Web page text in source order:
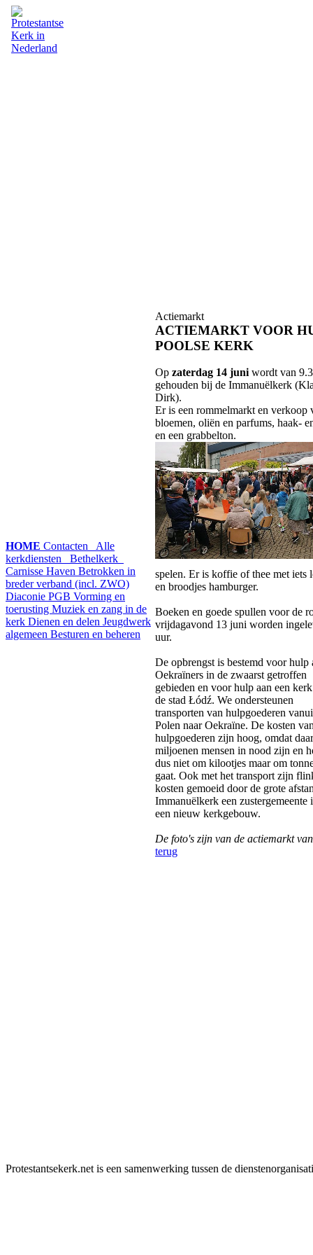
HOME Contacten
Alle
kerkdiensten
Bethelkerk
Carnisse Haven Betrokken in
breder verband (incl. ZWO)
Diaconie PGB Vorming en
toerusting Muziek en zang in de
kerk Dienen en delen Jeugdwerk
algemeen Besturen en beheren
Actiemarkt
ACTIEMARKT VOOR
POOLSE KERK
Op zaterdag 14 juni wordt van
gehouden bij de Immanuëlkerk
Dirk).
Er is een rommelmarkt en verkoop
bloemen, oliën en parfums, haak-
en een grabbelton.
spelen. Er is koffie of thee met iets
en broodjes hamburger.
Boeken en goede spullen voor de
vrijdagavond 13 juni worden
uur.
De opbrengst is bestemd voor hulp
Oekraïners in de zwaarst getroffen
gebieden en voor hulp aan een
de stad Łódź. We ondersteunen
transporten van hulpgoederen
Polen naar Oekraïne. De kosten
hulpgoederen zijn hoog, omdat daar
miljoenen mensen in nood zijn en
dus niet om kilootjes maar om
gaat. Ook met het transport zijn
kosten gemoeid door de grote
Immanuëlkerk een
een nieuw kerkgebouw.
De foto's zijn van de actiemarkt
terug
Protestantsekerk.net is een samenwerking tussen de